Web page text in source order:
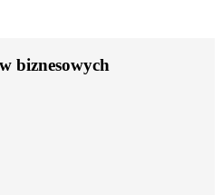
biznesowych